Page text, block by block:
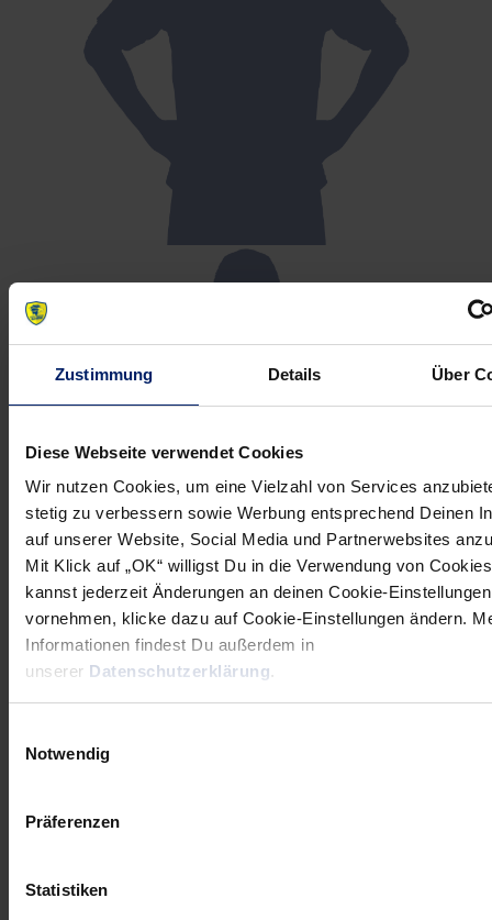
Zustimmung Details Über
Diese Webseite verwendet Cookies
Wir nutzen Cookies, um eine Vielzahl von Services
stetig zu verbessern sowie Werbung entsprechend Deinen
auf unserer Website, Social Media und Partnerwebsites
Mit Klick auf „OK“ willigst Du in die Verwendung von
kannst jederzeit Änderungen an deinen Cookie-Einstellungen
vornehmen, klicke dazu auf Cookie-Einstellungen ändern.
Informationen findest Du außerdem in
unserer Datenschutzerklärung.
Notwendig
Präferenzen
Statistiken